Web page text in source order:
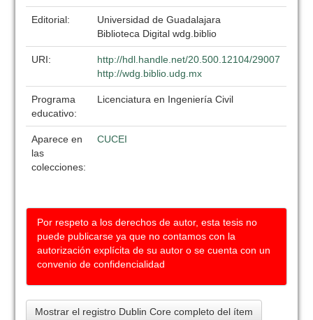
Editorial:
Universidad de Guadalajara
Biblioteca Digital wdg.biblio
URI:
http://hdl.handle.net/20.500.12104/29007
http://wdg.biblio.udg.mx
Programa
educativo:
Licenciatura en Ingeniería Civil
Aparece en
las
colecciones:
CUCEI
Por respeto a los derechos de autor, esta tesis no
puede publicarse ya que no contamos con la
autorización explícita de su autor o se cuenta con un
convenio de confidencialidad
Mostrar el registro Dublin Core completo del ítem